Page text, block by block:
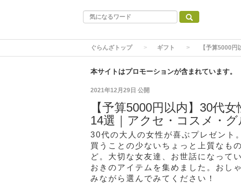
ぐらんざトップ ギフト 【予算5000
本サイトはプロモーションが含まれています。
2021年12月29日 公開
【予算5000円以内】30代
14選｜アクセ・コスメ・
30代の大人の女性が喜ぶプレゼント
買うことの少ないちょっと上質なも
ど。大切な女友達、お世話になって
おきのアイテムを集めました。おし
みながら選んでみてください！